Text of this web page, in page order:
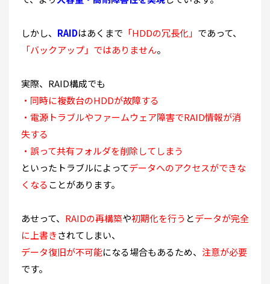
しかし、 RAIDはあくまで 「HDDの冗長化」 であって、
「バックアップ」ではありません。
実際、RAID構成でも
・同時に複数台のHDDが故障する
・電源トラブルやファームウェア障害でRAID情報が消
失する
・誤って共有フォルダを削除してしまう
といったトラブルによってデータへのアクセスができな
くなることがあります。
あせって、 RAIDの再構築や初期化を行う とデータが完全
に上書きされてしまい、
データ復旧が不可能になる場合もあるため、 注意が必要
です。